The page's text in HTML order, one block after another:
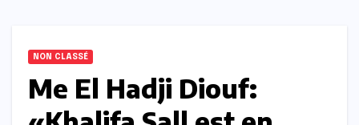
NON CLASSÉ
Me El Hadji Diouf: